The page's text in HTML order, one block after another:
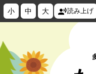
小 中 大 読み上げ